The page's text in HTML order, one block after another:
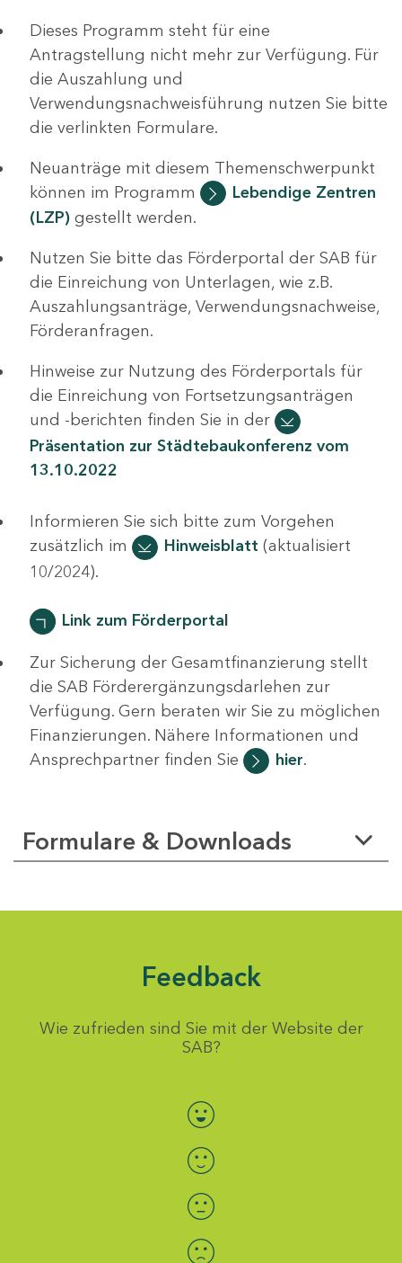
Dieses Programm steht für eine
Antragstellung nicht mehr zur Verfügung. Für
die Auszahlung und
Verwendungsnachweisführung nutzen Sie bitte
die verlinkten Formulare.
Neuanträge mit diesem Themenschwerpunkt
können im Programm
Lebendige Zentren
(LZP) gestellt werden.
Nutzen Sie bitte das Förderportal der SAB für
die Einreichung von Unterlagen, wie z.B.
Auszahlungsanträge, Verwendungsnachweise,
Förderanfragen.
Hinweise zur Nutzung des Förderportals für
die Einreichung von Fortsetzungsanträgen
und -berichten finden Sie in der
Präsentation zur Städtebaukonferenz vom
13.10.2022
Informieren Sie sich bitte zum Vorgehen
zusätzlich im
Hinweisblatt (aktualisiert
10/2024).
Link zum Förderportal
Zur Sicherung der Gesamtfinanzierung stellt
die SAB Förderergänzungsdarlehen zur
Verfügung. Gern beraten wir Sie zu möglichen
Finanzierungen. Nähere Informationen und
Ansprechpartner finden Sie
hier.
Formulare & Downloads
Feedback
Wie zufrieden sind Sie mit der Website der
SAB?
Bewertung auswählen